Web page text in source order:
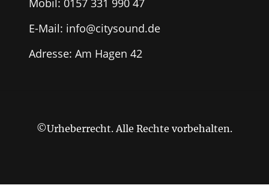
E-Mail: info@citysound.de
Adresse: Am Hagen 42
©Urheberrecht. Alle Rechte vorbehalten.